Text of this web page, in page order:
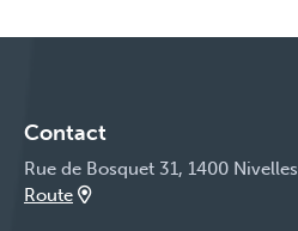
Contact
Rue de Bosquet 31, 1400 Nivelles
Route